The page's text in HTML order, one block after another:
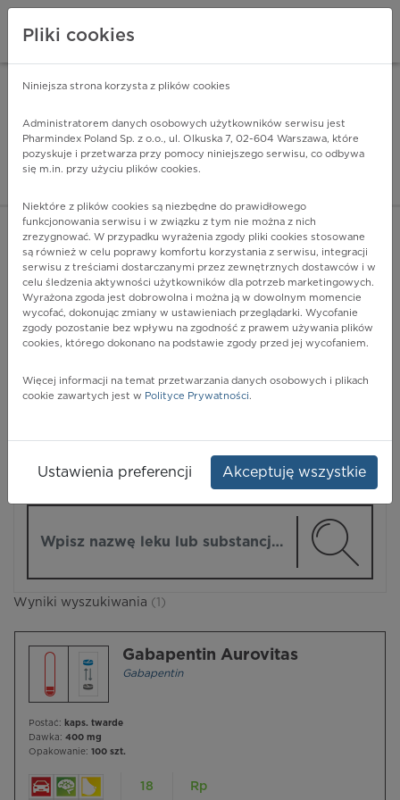
Pharmindex - lider
ZALOGUJ SIĘ
POKAŻ FILTRY
Pharmindex
Wyniki wyszukiwania (1)
Gabapentin Aurovitas
Gabapentin
Postać: kaps. twarde
Dawka: 400 mg
Opakowanie: 100 szt.
18 Rp
Pliki cookies
Niniejsza strona korzysta z plików cookies
Administratorem danych osobowych użytkowników serwisu jest
Pharmindex Poland Sp. z o.o., ul. Olkuska 7, 02-604 Warszawa, które
pozyskuje i przetwarza przy pomocy niniejszego serwisu, co odbywa
się m.in. przy użyciu plików cookies.
Niektóre z plików cookies są niezbędne do prawidłowego
funkcjonowania serwisu i w związku z tym nie można z nich
zrezygnować. W przypadku wyrażenia zgody pliki cookies stosowane
są również w celu poprawy komfortu korzystania z serwisu, integracji
serwisu z treściami dostarczanymi przez zewnętrznych dostawców i w
celu śledzenia aktywności użytkowników dla potrzeb marketingowych.
Wyrażona zgoda jest dobrowolna i można ją w dowolnym momencie
wycofać, dokonując zmiany w ustawieniach przeglądarki. Wycofanie
zgody pozostanie bez wpływu na zgodność z prawem używania plików
cookies, którego dokonano na podstawie zgody przed jej wycofaniem.
Więcej informacji na temat przetwarzania danych osobowych i plikach
cookie zawartych jest w Polityce Prywatności.
Ustawienia preferencji Akceptuję wszystkie
ZA DARMO - w Google Play INSTALUJ